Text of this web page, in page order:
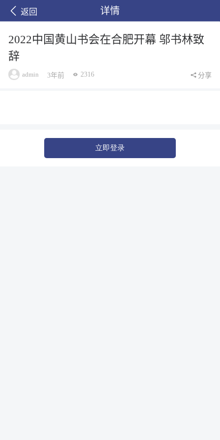
返回 详情
2022中国黄山书会在合肥开幕 邬书林致
辞
admin 3年前 2316 分享
立即登录